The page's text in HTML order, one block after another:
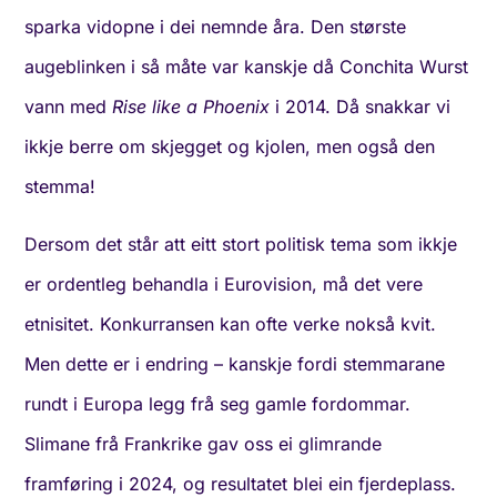
sparka vidopne i dei nemnde åra. Den største
augeblinken i så måte var kanskje då Conchita Wurst
vann med Rise like a Phoenix i 2014. Då snakkar vi
ikkje berre om skjegget og kjolen, men også den
stemma!
Dersom det står att eitt stort politisk tema som ikkje
er ordentleg behandla i Eurovision, må det vere
etnisitet. Konkurransen kan ofte verke nokså kvit.
Men dette er i endring – kanskje fordi stemmarane
rundt i Europa legg frå seg gamle fordommar.
Slimane frå Frankrike gav oss ei glimrande
framføring i 2024, og resultatet blei ein fjerdeplass.